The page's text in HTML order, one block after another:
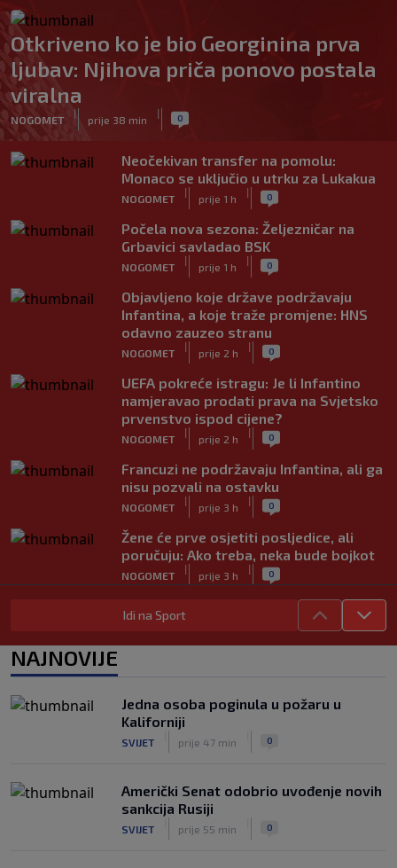
Otkriveno ko je bio Georginina prva
ljubav: Njihova priča ponovo postala
viralna
NOGOMET
|
prije 38 min
| 0
Neočekivan transfer na pomolu:
Monaco se uključio u utrku za Lukakua
NOGOMET
|
prije 1 h
| 0
Počela nova sezona: Željezničar na
Grbavici savladao BSK
NOGOMET
|
prije 1 h
| 0
Objavljeno koje države podržavaju
Infantina, a koje traže promjene: HNS
odavno zauzeo stranu
NOGOMET
|
prije 2 h
| 0
UEFA pokreće istragu: Je li Infantino
namjeravao prodati prava na Svjetsko
prvenstvo ispod cijene?
NOGOMET
|
prije 2 h
| 0
Francuzi ne podržavaju Infantina, ali ga
nisu pozvali na ostavku
NOGOMET
|
prije 3 h
| 0
Žene će prve osjetiti posljedice, ali
poručuju: Ako treba, neka bude bojkot
NOGOMET
|
prije 3 h
| 0
Zvanično: Samed Baždar ima novi klub,
zadužio broj sa velikom "težinom"
NOGOMET prije 5 h
se pitaju gdje je i šta radi (VIDEO)
OSTALI SPORTOVI prije 6 h
Idi na Sport
NAJNOVIJE
Jedna osoba poginula u požaru u
Kaliforniji
SVIJET prije 47 min 0
Američki Senat odobrio uvođenje novih
sankcija Rusiji
SVIJET prije 55 min 0